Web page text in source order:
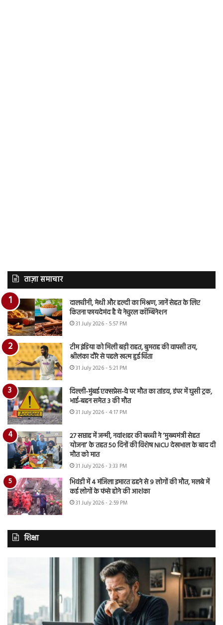
ताज़ा समाचार
दालचीनी, मेथी और हल्दी का मिश्रण, जानें सेहत के लिए
कितना फायदेमंद है ये नेचुरल कॉम्बिनेशन
31 July 2026 - 5:57 PM
टीम इंडिया को मिली बड़ी राहत, बुमराह की वापसी तय,
श्रीलंका दौरे से पहले खत्म हुई चिंता
31 July 2026 - 5:21 PM
दिल्ली-मुंबई एक्सप्रेस-वे पर मौत का तांडव, डंपर में घुसी ट्रक,
भाई-बहन समेत 3 की मौत
31 July 2026 - 4:17 PM
27 सप्ताह में जन्मी, नवांशहर की बच्ची ने ‘मुख्यमंत्री सेहत
योजना’ के तहत 50 दिनों की विशेष NICU देखभाल के बाद दी
मौत को मात
31 July 2026 - 3:33 PM
भिवंडी में 4 मंजिला इमारत ढहने से 9 लोगों की मौत, मलबे में
कई लोगों के फंसे होने की आशंका
31 July 2026 - 2:59 PM
शिक्षा